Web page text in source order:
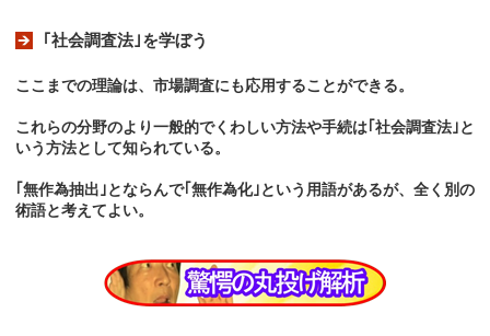
｢社会調査法｣を学ぼう
ここまでの理論は、市場調査にも応用することができる。
これらの分野のより一般的でくわしい方法や手続は｢社会調査法｣と
いう方法として知られている。
｢無作為抽出｣とならんで｢無作為化｣という用語があるが、全く別の
術語と考えてよい。